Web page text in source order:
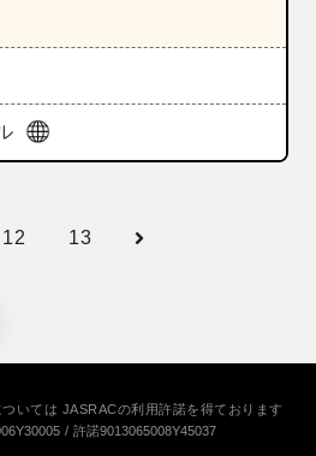
12 13
いては JASRACの利用許諾を得ております
許諾9013065008Y45037